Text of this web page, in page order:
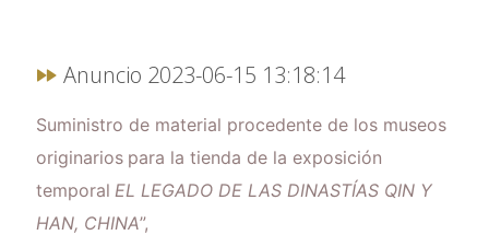
Anuncio 2023-06-15 13:18:14
Suministro de material procedente de los museos
originarios para la tienda de la exposición
temporal EL LEGADO DE LAS DINASTÍAS QIN Y
HAN, CHINA”,